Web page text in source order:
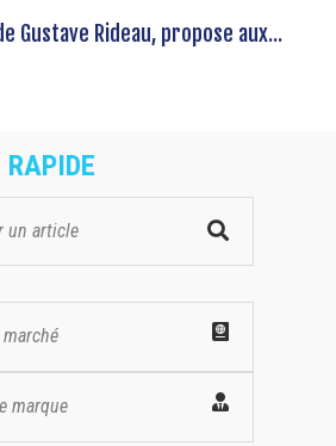
Gustave Rideau, propose aux...
marque